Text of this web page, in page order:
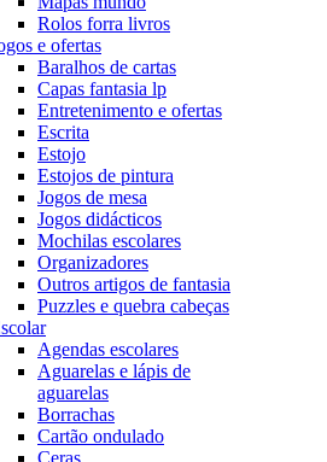
Rolos forra livros
e ofertas
Baralhos de cartas
Capas fantasia lp
Entretenimento e ofertas
Escrita
Estojo
Estojos de pintura
Jogos de mesa
Jogos didácticos
Mochilas escolares
Organizadores
Outros artigos de fantasia
Puzzles e quebra cabeças
Agendas escolares
Aguarelas e lápis de
aguarelas
Borrachas
Cartão ondulado
Ceras